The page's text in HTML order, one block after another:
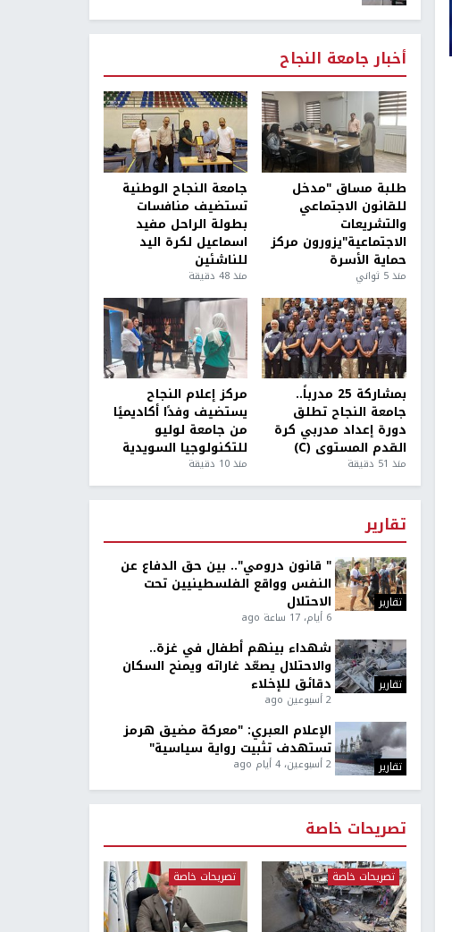
أخبار جامعة النجاح
طلبة مساق "مدخل
للقانون الاجتماعي
والتشريعات
الاجتماعية"يزورون مركز
حماية الأسرة
منذ 5 ثواني
جامعة النجاح الوطنية
تستضيف منافسات
بطولة الراحل مفيد
اسماعيل لكرة اليد
للناشئين
منذ 48 دقيقة
بمشاركة 25 مدرباً..
جامعة النجاح تطلق
دورة إعداد مدربي كرة
القدم المستوى (C)
منذ 51 دقيقة
مركز إعلام النجاح
يستضيف وفدًا أكاديميًا
من جامعة لوليو
للتكنولوجيا السويدية
منذ 10 دقيقة
تقارير
تقارير
" قانون درومي".. بين حق الدفاع عن
النفس وواقع الفلسطينيين تحت
الاحتلال
6 أيام، 17 ساعة ago
تقارير
شهداء بينهم أطفال في غزة..
والاحتلال يصعّد غاراته ويمنح السكان
دقائق للإخلاء
2 أسبوعين ago
تقارير
الإعلام العبري: "معركة مضيق هرمز
تستهدف تثبيت رواية سياسية"
2 أسبوعين، 4 أيام ago
تصريحات خاصة
تصريحات خاصة تصريحات خاصة